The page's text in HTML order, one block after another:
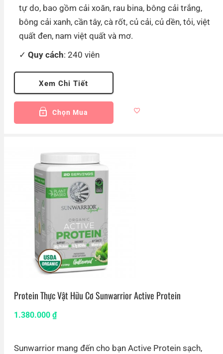
tự do, bao gồm cải xoăn, rau bina, bông cải trắng,
bông cải xanh, cần tây, cà rốt, củ cải, củ dền, tỏi, việt
quất đen, nam việt quất và mơ.
Quy cách: 240 viên
Xem Chi Tiết
Chọn Mua
Protein Thực Vật Hữu Cơ Sunwarrior Active Protein
1.380.000 ₫
Sunwarrior mang đến cho bạn Active Protein sạch,